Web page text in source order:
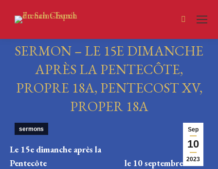
Search:
SERMON – LE 15E DIMANCHE
APRÈS LA PENTECÔTE,
PROPRE 18A, PENTECOST XV,
PROPER 18A
Sep
10
2023
sermons
Le 15e dimanche après la
Pentecôte le 10 septembre 2023